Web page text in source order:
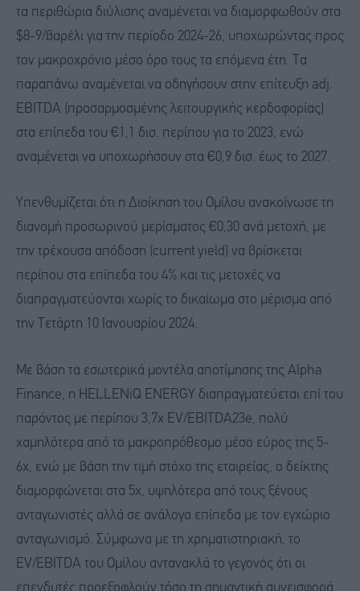
τα περιθώρια διύλισης αναμένεται να διαμορφωθούν στα
$8-9/βαρέλι για την περίοδο 2024-26, υποχωρώντας προς
τον μακροχρόνιο μέσο όρο τους τα επόμενα έτη. Τα
παραπάνω αναμένεται να οδηγήσουν στην επίτευξη adj.
EBITDA (προσαρμοσμένης λειτουργικής κερδοφορίας)
στα επίπεδα του €1,1 δισ. περίπου για το 2023, ενώ
αναμένεται να υποχωρήσουν στα €0,9 δισ. έως το 2027.
Υπενθυμίζεται ότι η Διοίκηση του Ομίλου ανακοίνωσε τη
διανομή προσωρινού μερίσματος €0,30 ανά μετοχή, με
την τρέχουσα απόδοση (current yield) να βρίσκεται
περίπου στα επίπεδα του 4% και τις μετοχές να
διαπραγματεύονται χωρίς το δικαίωμα στο μέρισμα από
την Τετάρτη 10 Ιανουαρίου 2024.
Με βάση τα εσωτερικά μοντέλα αποτίμησης της Alpha
Finance, η HELLENiQ ENERGY διαπραγματεύεται επί του
παρόντος με περίπου 3,7x EV/EBITDA23e, πολύ
χαμηλότερα από το μακροπρόθεσμο μέσο εύρος της 5-
6x, ενώ με βάση την τιμή στόχο της εταιρείας, ο δείκτης
διαμορφώνεται στα 5x, υψηλότερα από τους ξένους
ανταγωνιστές αλλά σε ανάλογα επίπεδα με τον εγχώριο
ανταγωνισμό. Σύμφωνα με τη χρηματιστηριακή, το
EV/EBITDA του Ομίλου αντανακλά το γεγονός ότι οι
επενδυτές προεξοφλούν τόσο τη σημαντική συνεισφορά